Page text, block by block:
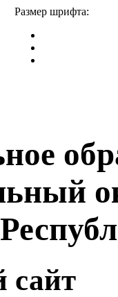
Размер шрифта:
сайт